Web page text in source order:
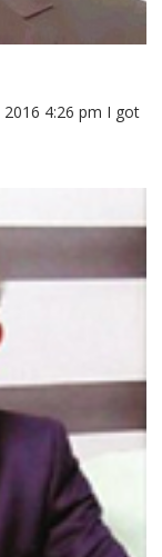
4:26 pm I got